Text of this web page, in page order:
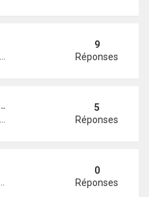
9
Réponses
dim. 9 mai 2010 09:27
5
Réponses
0
Réponses